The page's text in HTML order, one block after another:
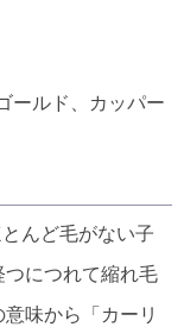
ールド、カッパー
んど毛がない子
につれて縮れ毛
味から「カーリ